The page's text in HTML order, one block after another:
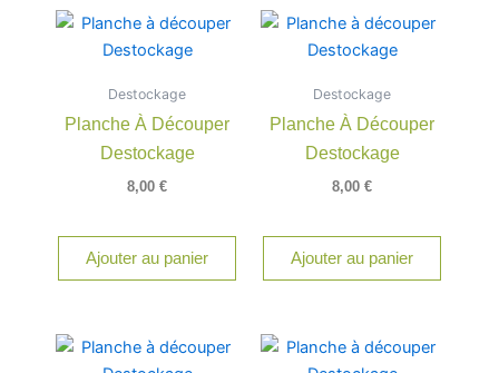
Destockage
Planche À Découper
Destockage
8,00 €
Ajouter au panier
Destockage
Planche À Découper
Destockage
8,00 €
Ajouter au panier